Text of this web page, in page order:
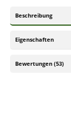
Beschreibung
Eigenschaften
Bewertungen (53)